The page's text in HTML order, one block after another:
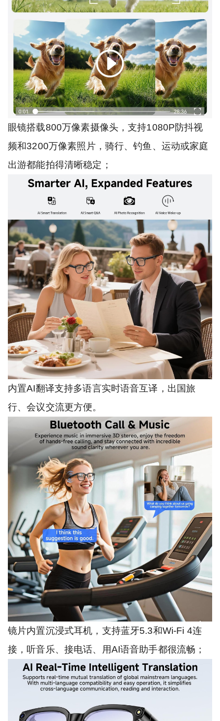
眼镜搭载800万像素摄像头，支持1080P防抖视
频和3200万像素照片，骑行、钓鱼、运动或家庭
出游都能拍得清晰稳定；
内置AI翻译支持多语言实时语音互译，出国旅
行、会议交流更方便。
镜片内置沉浸式耳机，支持蓝牙5.3和Wi-Fi 4连
接，听音乐、接电话、用AI语音助手都很流畅；